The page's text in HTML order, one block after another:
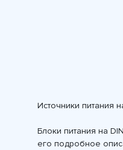
Источники питания
Блоки питания на
его подробное